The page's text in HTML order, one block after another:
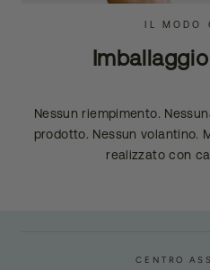
IL MODO
Nessun riempimento.
prodotto. Nessun volantino.
realizzato con
CENTRO